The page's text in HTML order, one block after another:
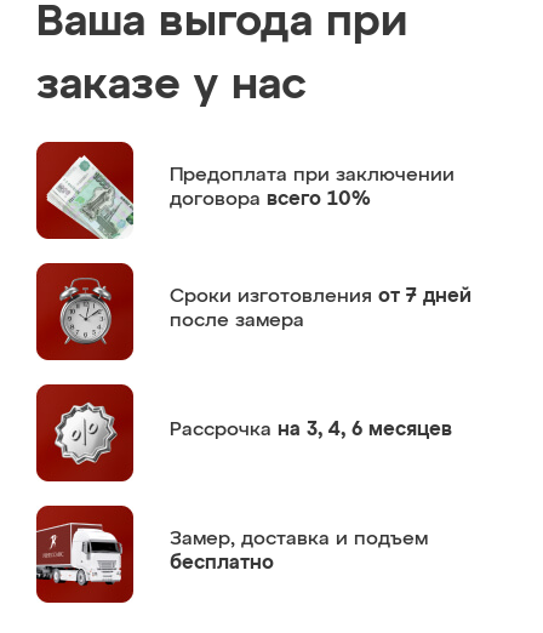
Ваша выгода при
заказе у нас
Предоплата при заключении
договора всего 10%
Сроки изготовления от 7 дней
после замера
Рассрочка на 3, 4, 6 месяцев
Замер, доставка и подъем
бесплатно